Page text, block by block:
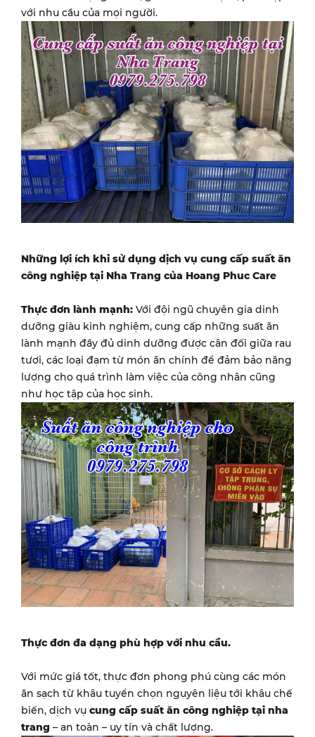
với nhu cầu của mọi người.
Những lợi ích khi sử dụng dịch vụ cung cấp suất ăn
công nghiệp tại Nha Trang của Hoang Phuc Care
Thực đơn lành mạnh: Với đội ngũ chuyên gia dinh
dưỡng giàu kinh nghiệm, cung cấp những suất ăn
lành mạnh đầy đủ dinh dưỡng được cân đối giữa rau
tươi, các loại đạm từ món ăn chính để đảm bảo năng
lượng cho quá trình làm việc của công nhân cũng
như học tập của học sinh.
Thực đơn đa dạng phù hợp với nhu cầu.
Với mức giá tốt, thực đơn phong phú cùng các món
ăn sạch từ khâu tuyển chọn nguyên liệu tới khâu chế
biến, dịch vụ cung cấp suất ăn công nghiệp tại nha
trang – an toàn – uy tín và chất lượng.